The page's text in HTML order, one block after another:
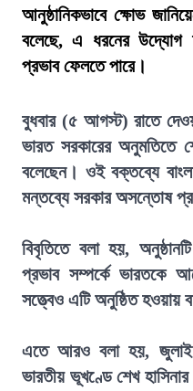
আনুষ্ঠানিকভাবে ক্ষোভ
বলেছে, এ ধরনের উদ্যোগ
প্রভাব ফেলতে পারে।
বুধবার (৫ আগস্ট) রাতে
ভারত সরকারের অনুমতিতে
বলেছেন। ওই বক্তব্যে
মন্তব্যে সরকার অসন্তোষ
বিবৃতিতে বলা হয়,
প্রভাব সম্পর্কে ভারতকে
সত্ত্বেও এটি অনুষ্ঠিত হওয়ায়
এতে আরও বলা হয়, জুলাই
ভারতীয় ভূখণ্ডে শেখ